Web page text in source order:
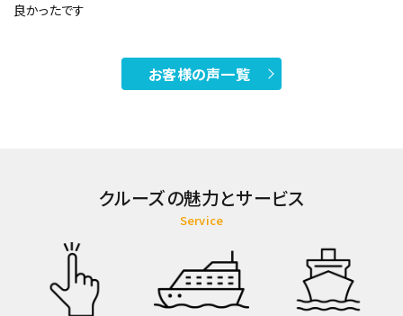
良かったです
お客様の声一覧
クルーズの魅力とサービス
Service